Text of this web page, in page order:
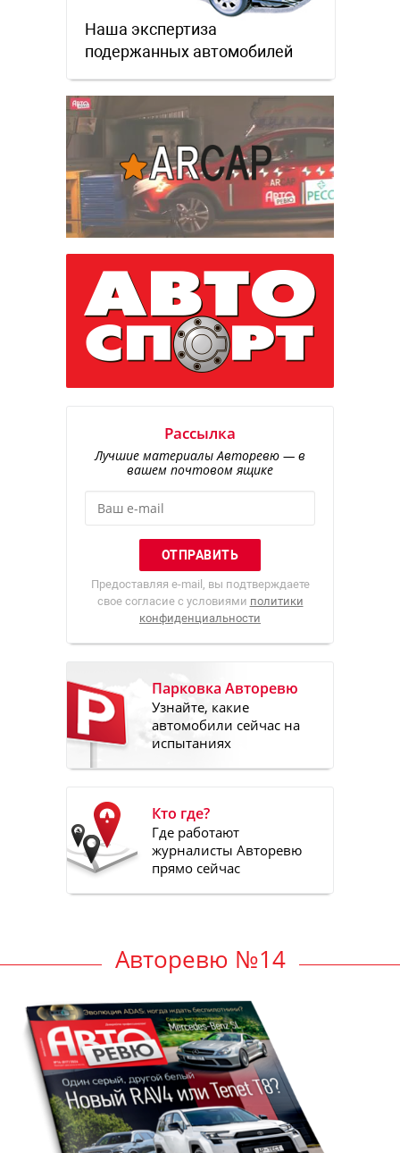
Наша экспертиза
подержанных автомобилей
Рассылка
Лучшие материалы Авторевю — в
вашем почтовом ящике
Предоставляя e-mail, вы подтверждаете
свое согласие с условиями политики
конфиденциальности
Парковка Авторевю
Узнайте, какие
автомобили сейчас на
испытаниях
Кто где?
Где работают
журналисты Авторевю
прямо сейчас
Авторевю №14